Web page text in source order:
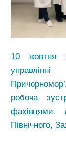
10 жовтня
робоча
фахівцями
Північного,